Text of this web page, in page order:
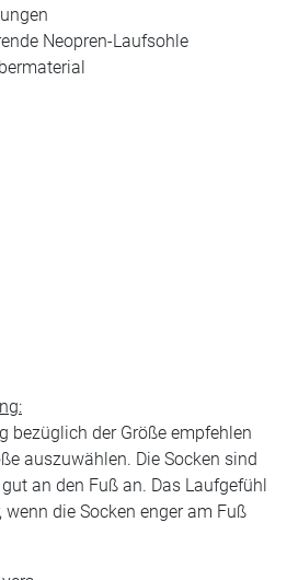
Neopren-Laufsohle
bezüglich der Größe empfehlen
auszuwählen. Die Socken sind
an den Fuß an. Das Laufgefühl
die Socken enger am Fuß